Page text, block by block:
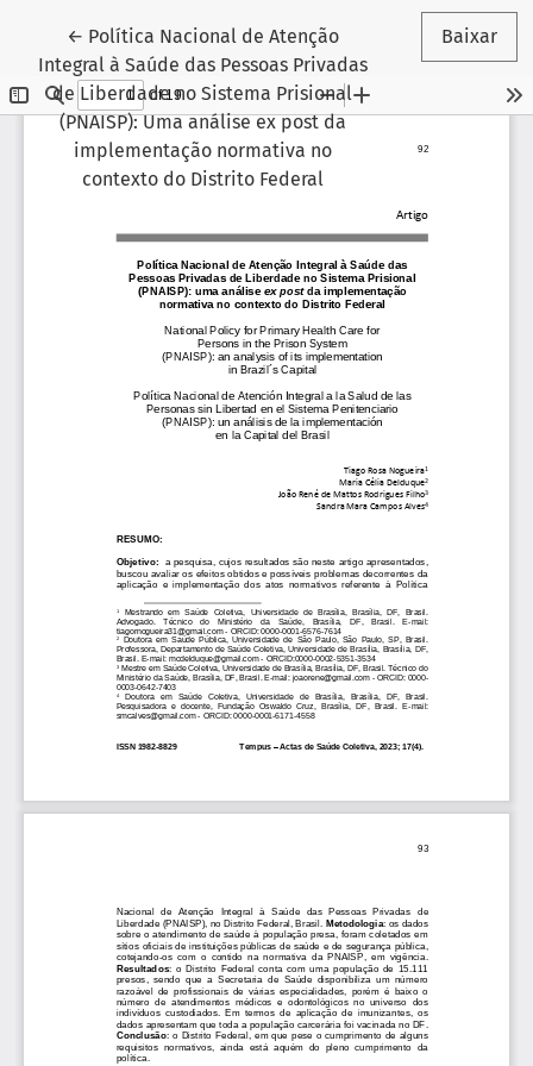
← Voltar aos Detalhes do Artigo
Política Nacional de Atenção
Integral à Saúde das Pessoas Privadas
de Liberdade no Sistema Prisional
(PNAISP): Uma análise ex post da
implementação normativa no
contexto do Distrito Federal
Baixar